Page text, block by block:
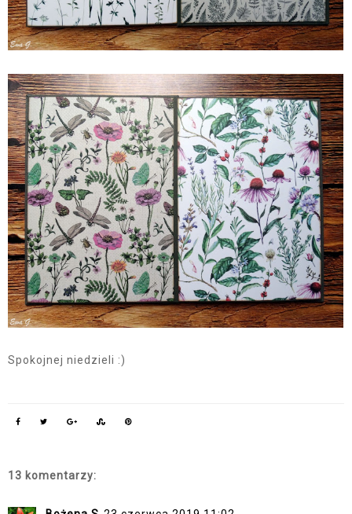
Spokojnej niedzieli :)
13 komentarzy: